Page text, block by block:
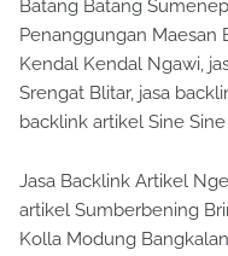
Batang Batang
Penanggungan Maesan
Kendal Kendal Ngawi,
Srengat Blitar, jasa
backlink artikel Sine
Jasa Backlink Artikel
artikel Sumberbening
Kolla Modung